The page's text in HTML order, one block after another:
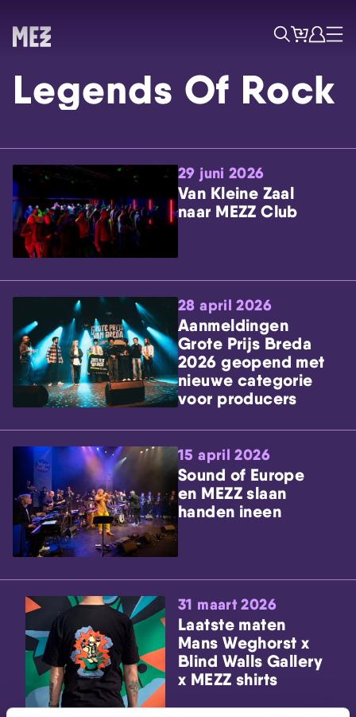
Skip navigatie
ZoekTicketsAccount
Menu
Legends Of Rock
29 juni 2026
Van Kleine Zaal
naar MEZZ Club
28 april 2026
Aanmeldingen
Grote Prijs Breda
2026 geopend met
nieuwe categorie
voor producers
15 april 2026
Sound of Europe
en MEZZ slaan
handen ineen
31 maart 2026
Laatste maten
Mans Weghorst x
Blind Walls Gallery
x MEZZ shirts